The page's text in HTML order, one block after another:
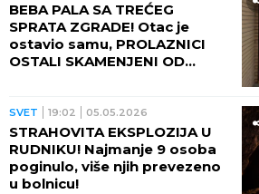
BEBA PALA SA TREĆEG
SPRATA ZGRADE! Otac je
ostavio samu, PROLAZNICI
OSTALI SKAMENJENI OD
SVET 19:02 05.05.2026
STRAHOVITA EKSPLOZIJA U
RUDNIKU! Najmanje 9 osoba
poginulo, više njih prevezeno
u bolnicu!